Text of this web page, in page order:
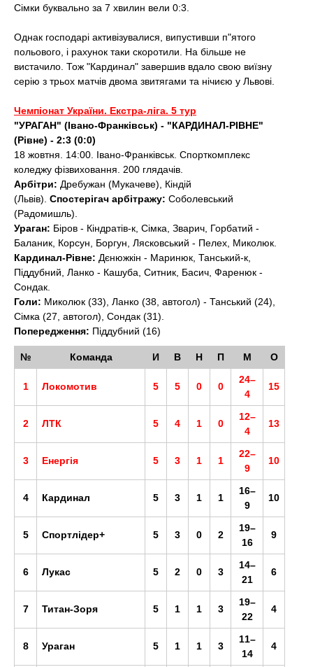
Сімки буквально за 7 хвилин вели 0:3.
Однак господарі активізувалися, випустивши п"ятого
польового, і рахунок таки скоротили. На більше не
вистачило. Тож "Кардинал" завершив вдало свою виїзну
серію з трьох матчів двома звитягами та нічиєю у Львові.
Чемпіонат України. Екстра-ліга. 5 тур
"УРАГАН" (Івано-Франківськ) - "КАРДИНАЛ-РІВНЕ"
(Рівне) - 2:3 (0:0)
18 жовтня. 14:00. Івано-Франківськ. Спорткомплекс
коледжу фізвиховання. 200 глядачів.
Арбітри: Дребужан (Мукачеве), Кіндій
(Львів). Спостерігач арбітражу: Соболевський
(Радомишль).
Ураган: Біров - Кіндратів-к, Сімка, Зварич, Горбатий -
Баланик, Корсун, Боргун, Лясковський - Пелех, Миколюк.
Кардинал-Рівне: Дєнюжкін - Маринюк, Танський-к,
Піддубний, Ланко - Кашуба, Ситник, Басич, Фаренюк -
Сондак.
Голи: Миколюк (33), Ланко (38, автогол) - Танський (24),
Сімка (27, автогол), Сондак (31).
Попередження: Піддубний (16)
№ Команда И В Н П М О
1 Локомотив 5 5 0 0
24–
4
15
2 ЛТК 5 4 1 0
12–
4
13
3 Енергія 5 3 1 1
22–
9
10
4 Кардинал 5 3 1 1
16–
9
10
5 Спортлідер+ 5 3 0 2
19–
16
9
6 Лукас 5 2 0 3
14–
21
6
7 Титан-Зоря 5 1 1 3
19–
22
4
8 Ураган 5 1 1 3
11–
14
4